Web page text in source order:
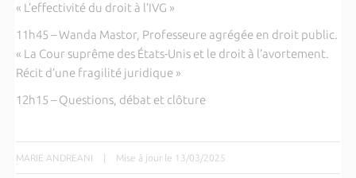
« L’effectivité du droit à l’IVG »
11h45 – Wanda Mastor, Professeure agrégée en droit public.
« La Cour suprême des États-Unis et le droit à l’avortement.
Récit d’une fragilité juridique »
12h15 – Questions, débat et clôture
MARIE ANDREANI | Mise à jour le 13/03/2025